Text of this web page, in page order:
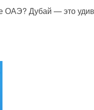
ОАЭ? Дубай — это